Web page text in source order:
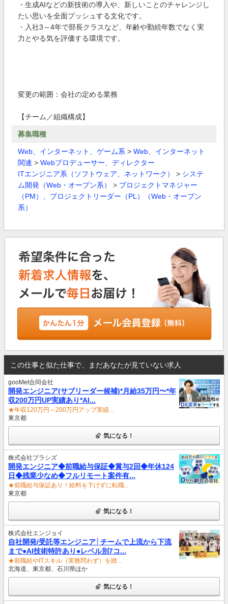
・生成AIなどの新技術の導入や、新しいことのチャレンジし
たい思いを全面プッシュする文化です。
・入社3～4年で部長クラスなど、年齢や勤続年数でなく実
力とやる気を評価する環境です。
変更の範囲：会社の定める業務
【チーム／組織構成】
募集職種
Web、インターネット、ゲーム系 > Web、インターネット
関連 > Webプロデューサー、ディレクター
ITエンジニア系（ソフトウェア、ネットワーク）
> システ
ム開発（Web・オープン系）
> プロジェクトマネジャー
（PM）、プロジェクトリーダー（PL）（Web・オープン
系）
この仕事と似た仕事で、まだあなたが見ていない求人
gooMet合同会社
開発エンジニア(サブリーダー候補)*月給35万円〜*年
収200万円UP実績あり*AI...
★年収120万円～200万円アップ実績...
東京都
気になる！
株式会社プラシズ
開発エンジニア◆前職給与保証◆賞与2回◆年休124
日◆残業少なめ◆フルリモート案件有...
★前職給与保証あり！給料を下げずに転職...
東京都
気になる！
株式会社エンジョイ
自社開発/受託等エンジニア│チームで上流から下流
まで●AI技術特許あり●レベル別7コ...
★前職給やITスキル（実務問わず）を踏...
北海道、東京都、石川県ほか
気になる！